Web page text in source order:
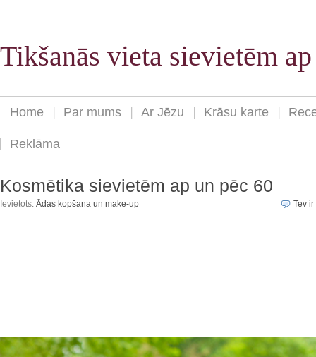
Tikšanās vieta sievietēm
Home Par mums Ar Jēzu Krāsu karte
Reklāma
Kosmētika sievietēm ap un pēc 60
Ievietots: Ādas kopšana un make-up Tev ir